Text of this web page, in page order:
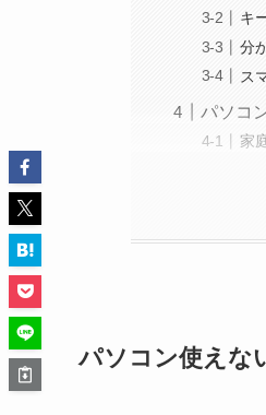
キ
分
ス
パソコ
家
パソコン使えな